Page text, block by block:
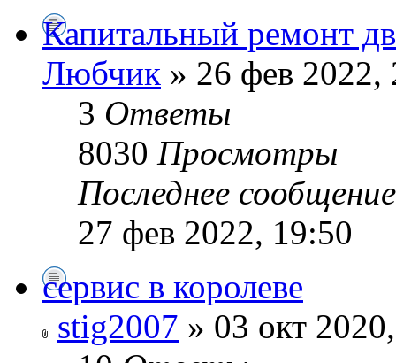
Капитальный ремонт
Любчик » 26 фев 2022,
3 Ответы
8030 Просмотры
Последнее
27 фев 2022, 19:50
сервис в королеве
stig2007 » 03 окт